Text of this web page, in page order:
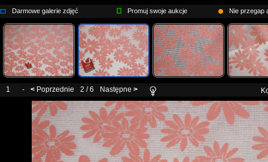
Darmowe galerie zdjęć Promuj swoje aukcje Nie przegap
1 - < Poprzednie 2 / 6 Następne >